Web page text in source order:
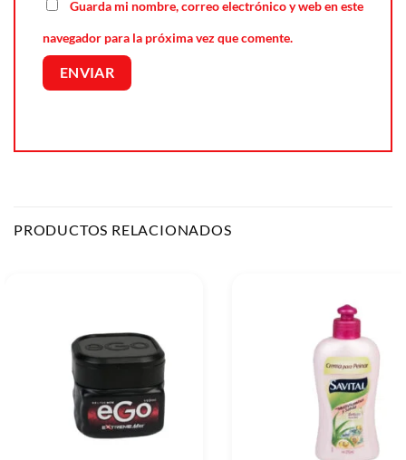
Guarda mi nombre, correo electrónico y web en este
navegador para la próxima vez que comente.
PRODUCTOS RELACIONADOS